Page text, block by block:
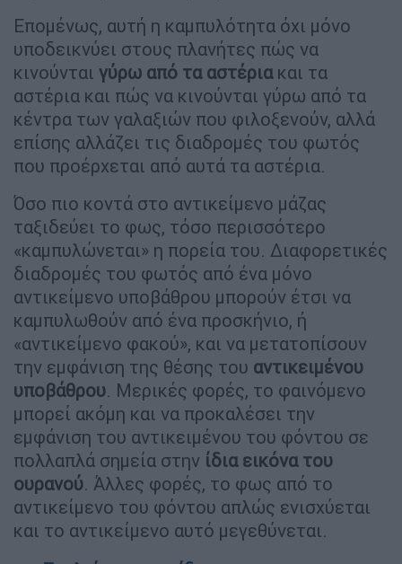
Επομένως, αυτή η καμπυλότητα όχι μόνο
υποδεικνύει στους πλανήτες πώς να
κινούνται γύρω από τα αστέριακαι τα
αστέρια και πώς να κινούνται γύρω από τα
κέντρα των γαλαξιών που φιλοξενούν, αλλά
επίσης αλλάζει τις διαδρομές του φωτός
που προέρχεται από αυτά τα αστέρια.
Όσο πιο κοντά στο αντικείμενο μάζας
ταξιδεύει το φως, τόσο περισσότερο
«καμπυλώνεται» η πορεία του. Διαφορετικές
διαδρομές του φωτός από ένα μόνο
αντικείμενο υποβάθρου μπορούν έτσι να
καμπυλωθούν από ένα προσκήνιο, ή
«αντικείμενο φακού», και να μετατοπίσουν
την εμφάνιση της θέσης του αντικειμένου
υποβάθρου. Μερικές φορές, το φαινόμενο
μπορεί ακόμη και να προκαλέσει την
εμφάνιση του αντικειμένου του φόντου σε
πολλαπλά σημεία στην ίδια εικόνα του
ουρανού. Άλλες φορές, το φως από το
αντικείμενο του φόντου απλώς ενισχύεται
και το αντικείμενο αυτό μεγεθύνεται.